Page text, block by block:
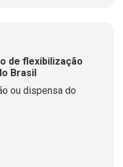
de flexibilização
Brasil
ou dispensa do